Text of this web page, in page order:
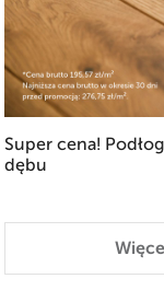
Super cena!
dębu